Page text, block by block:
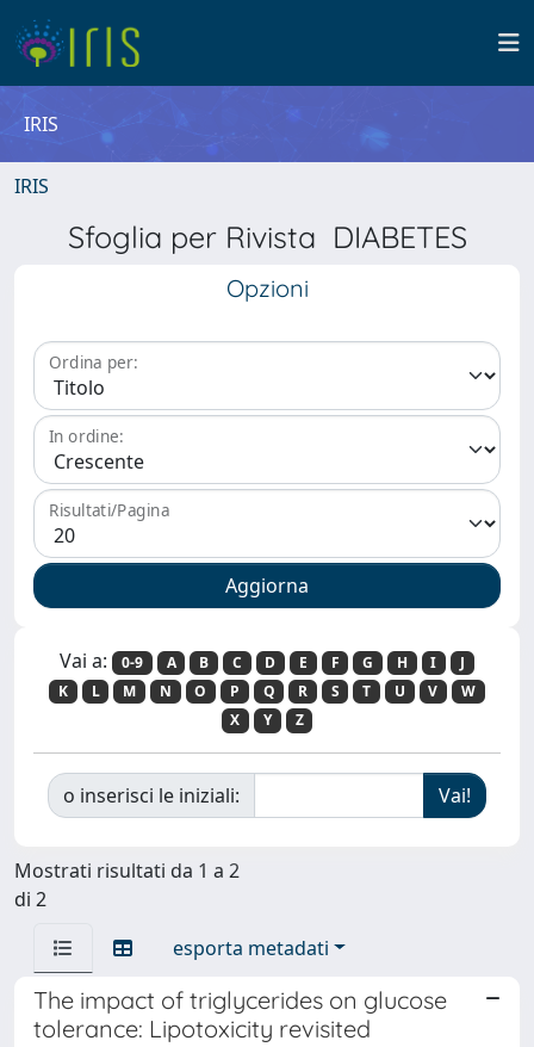
IRIS
IRIS
Sfoglia per Rivista DIABETES
Opzioni
Ordina per:
In ordine:
Risultati/Pagina
Vai a: 0-9 A B C D E F G H I
J
K
L M N O P Q R S T U V
W
X
Y Z
o inserisci le iniziali:
Mostrati risultati da 1 a 2
di 2
esporta metadati
The impact of triglycerides on glucose
tolerance: Lipotoxicity revisited